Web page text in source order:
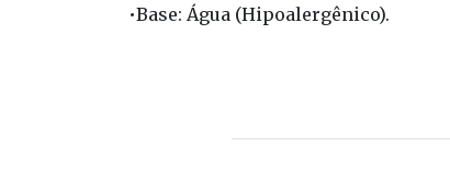
•Base: Água (Hipoalergênico).